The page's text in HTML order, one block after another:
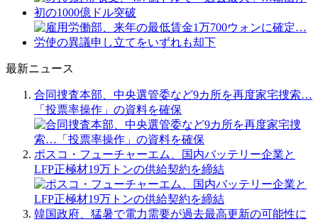
最新ニュース
合同捜査本部、中央選管委など9カ所を再度家宅捜索…
「投票率操作」の資料を確保
ポスコ・フューチャーエム、国内バッテリー企業と
LFP正極材19万トンの供給契約を締結
韓国政府、猛暑で電力需要が過去最高更新の可能性に